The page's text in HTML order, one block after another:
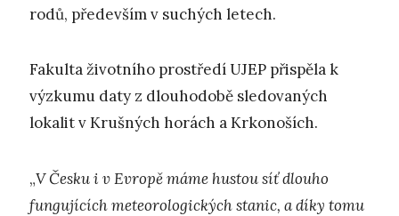
rodů, především v suchých letech.
Fakulta životního prostředí UJEP přispěla k
výzkumu daty z dlouhodobě sledovaných
lokalit v Krušných horách a Krkonoších.
„V Česku i v Evropě máme hustou síť dlouho
fungujících meteorologických stanic, a díky tomu